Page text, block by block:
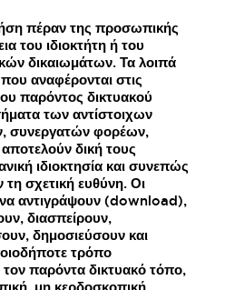
πέραν της προσωπικής
του ιδιοκτήτη ή του
δικαιωμάτων. Τα λοιπά
αναφέρονται στις
παρόντος δικτυακού
των αντίστοιχων
συνεργατών φορέων,
δική τους
ιδιοκτησία και συνεπώς
τη σχετική ευθύνη. Οι
αντιγράψουν (download),
διασπείρουν,
δημοσιεύσουν και
τρόπο
παρόντα δικτυακό τόπο,